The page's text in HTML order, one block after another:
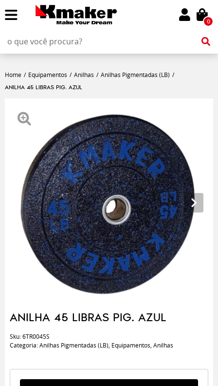
0
Home Equipamentos Anilhas Anilhas Pigmentadas (LB)
ANILHA 45 LIBRAS PIG. AZUL
ANILHA 45 LIBRAS PIG. AZUL
Sku:6TR0045S
Categoria:Anilhas Pigmentadas (LB), Equipamentos, Anilhas